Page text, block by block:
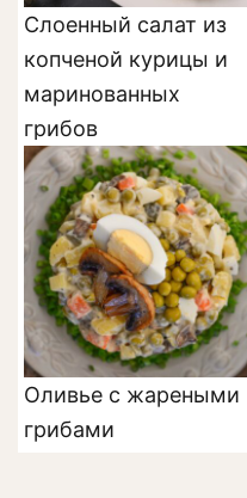
Слоенный салат из
копченой курицы и
маринованных
грибов
Оливье с жареными
грибами